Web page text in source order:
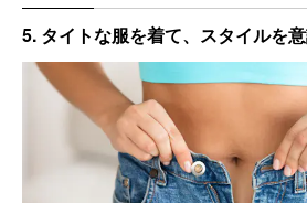
5. タイトな服を着て、スタイルを